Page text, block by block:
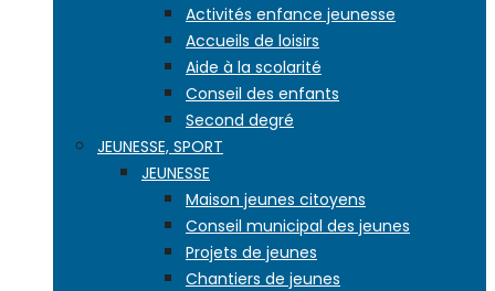
Activités enfance jeunesse
Accueils de loisirs
Aide à la scolarité
Conseil des enfants
Second degré
JEUNESSE, SPORT
JEUNESSE
Maison jeunes citoyens
Conseil municipal des jeunes
Projets de jeunes
Chantiers de jeunes